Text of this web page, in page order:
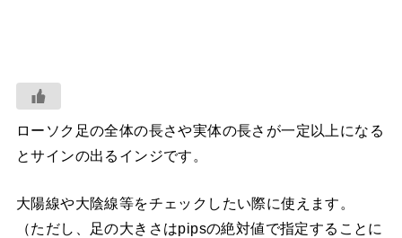
ローソク足の全体の長さや実体の長さが一定以上になる
とサインの出るインジです。
大陽線や大陰線等をチェックしたい際に使えます。
（ただし、足の大きさはpipsの絶対値で指定することに